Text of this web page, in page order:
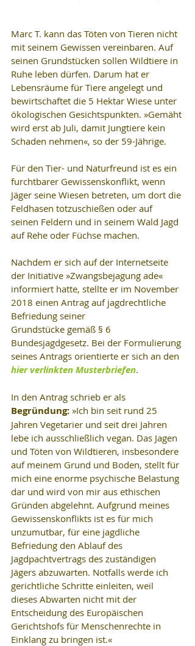
Marc T. kann das Töten von Tieren nicht
mit seinem Gewissen vereinbaren. Auf
seinen Grundstücken sollen Wildtiere in
Ruhe leben dürfen. Darum hat er
Lebensräume für Tiere angelegt und
bewirtschaftet die 5 Hektar Wiese unter
ökologischen Gesichtspunkten. »Gemäht
wird erst ab Juli, damit Jungtiere kein
Schaden nehmen«, so der 59-Jährige.
Für den Tier- und Naturfreund ist es ein
furchtbarer Gewissenskonflikt, wenn
Jäger seine Wiesen betreten, um dort die
Feldhasen totzuschießen oder auf
seinen Feldern und in seinem Wald Jagd
auf Rehe oder Füchse machen.
Nachdem er sich auf der Internetseite
der Initiative »Zwangsbejagung ade«
informiert hatte, stellte er im November
2018 einen Antrag auf jagdrechtliche
Befriedung seiner
Grundstücke gemäß § 6
Bundesjagdgesetz. Bei der Formulierung
seines Antrags orientierte er sich an den
hier verlinkten Musterbriefen.
In den Antrag schrieb er als
Begründung: »Ich bin seit rund 25
Jahren Vegetarier und seit drei Jahren
lebe ich ausschließlich vegan. Das Jagen
und Töten von Wildtieren, insbesondere
auf meinem Grund und Boden, stellt für
mich eine enorme psychische Belastung
dar und wird von mir aus ethischen
Gründen abgelehnt. Aufgrund meines
Gewissenskonflikts ist es für mich
unzumutbar, für eine jagdliche
Befriedung den Ablauf des
Jagdpachtvertrags des zuständigen
Jägers abzuwarten. Notfalls werde ich
gerichtliche Schritte einleiten, weil
dieses Abwarten nicht mit der
Entscheidung des Europäischen
Gerichtshofs für Menschenrechte in
Einklang zu bringen ist.«